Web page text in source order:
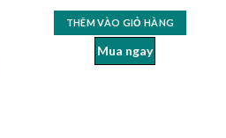
THÊM VÀO GIỎ HÀNG
Mua ngay